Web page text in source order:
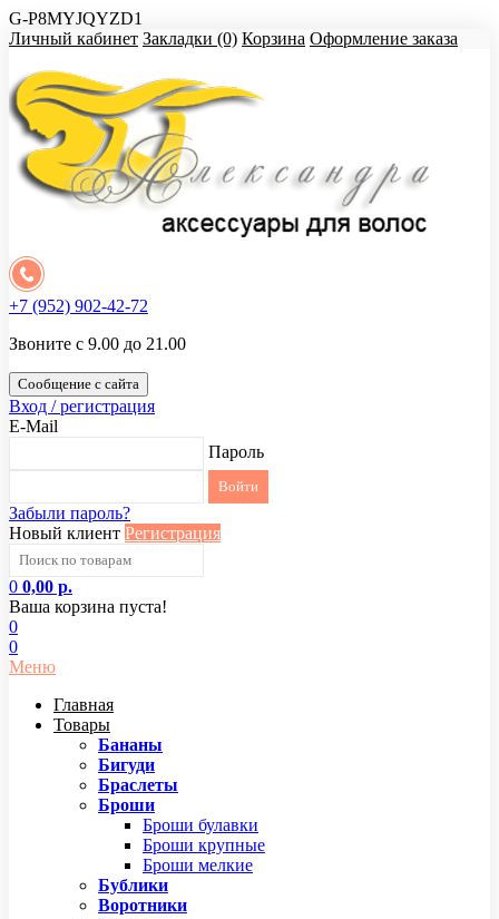
G-P8MYJQYZD1
Личный кабинет Закладки (0) Корзина Оформление заказа
+7 (952) 902-42-72
Звоните с 9.00 до 21.00
Сообщение с сайта
Вход / регистрация
E-Mail
Пароль
Забыли пароль?
Новый клиент Регистрация
0 0,00 р.
Ваша корзина пуста!
0
0
Меню
Главная
Товары
Бананы
Бигуди
Браслеты
Броши
Броши булавки
Броши крупные
Броши мелкие
Бублики
Воротники